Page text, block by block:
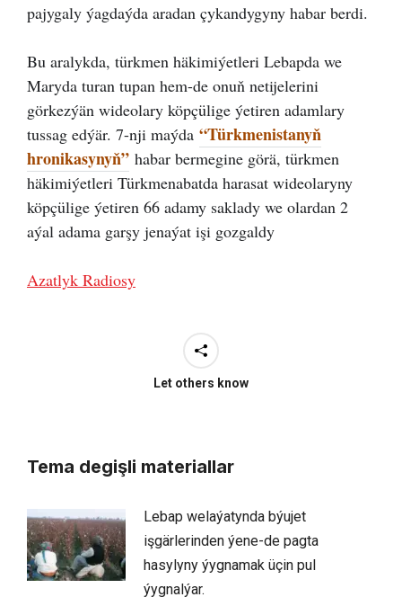
pajygaly ýagdaýda aradan çykandygyny habar berdi.
Bu aralykda, türkmen häkimiýetleri Lebapda we
Maryda turan tupan hem-de onuň netijelerini
görkezýän wideolary köpçülige ýetiren adamlary
tussag edýär. 7-nji maýda “Türkmenistanyň
hronikasynyň” habar bermegine görä, türkmen
häkimiýetleri Türkmenabatda harasat wideolaryny
köpçülige ýetiren 66 adamy saklady we olardan 2
aýal adama garşy jenaýat işi gozgaldy
Azatlyk Radiosy
Let others know
Tema degişli materiallar
Lebap welaýatynda býujet
işgärlerinden ýene-de pagta
hasylyny ýygnamak üçin pul
ýygnalýar.